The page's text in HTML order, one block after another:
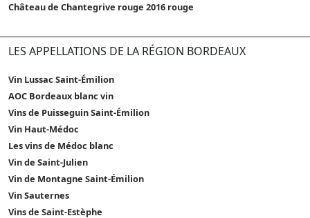
Château de Chantegrive rouge 2016 rouge
LES APPELLATIONS DE LA RÉGION BORDEAUX
Vin Lussac Saint-Émilion
AOC Bordeaux blanc vin
Vins de Puisseguin Saint-Émilion
Vin Haut-Médoc
Les vins de Médoc blanc
Vin de Saint-Julien
Vin de Montagne Saint-Émilion
Vin Sauternes
Vins de Saint-Estèphe